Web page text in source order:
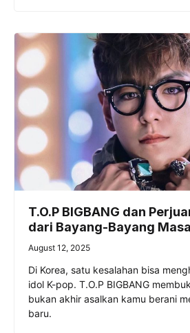
T.O.P BIGBANG dan
dari Bayang-Bayang
August 12, 2025
Di Korea, satu kesalahan bisa
idol K-pop. T.O.P BIGBANG
bukan akhir asalkan kamu berani
baru.